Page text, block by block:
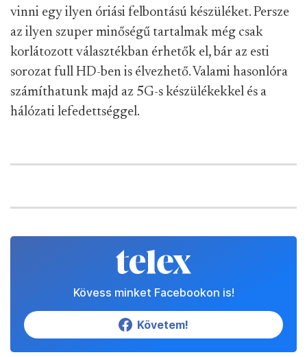
vinni egy ilyen óriási felbontású készüléket. Persze
az ilyen szuper minőségű tartalmak még csak
korlátozott választékban érhetők el, bár az esti
sorozat full HD-ben is élvezhető. Valami hasonlóra
számíthatunk majd az 5G-s készülékekkel és a
hálózati lefedettséggel.
Kövess minket Facebookon is!
Követem!